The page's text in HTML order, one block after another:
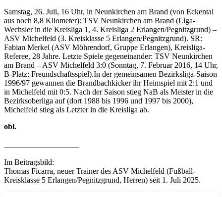
Samstag, 26. Juli, 16 Uhr, in Neunkirchen am Brand (von Eckental
aus noch 8,8 Kilometer): TSV Neunkirchen am Brand (Liga-
Wechsler in die Kreisliga 1, 4. Kreisliga 2 Erlangen/Pegnitzgrund) –
ASV Michelfeld (3. Kreisklasse 5 Erlangen/Pegnitzgrund). SR:
Fabian Merkel (ASV Möhrendorf, Gruppe Erlangen), Kreisliga-
Referee, 28 Jahre. Letzte Spiele gegeneinander: TSV Neunkirchen
am Brand – ASV Michelfeld 3:0 (Sonntag, 7. Februar 2016, 14 Uhr,
B-Platz; Freundschaftsspiel).In der gemeinsamen Bezirksliga-Saison
1996/97 gewannen die Brandbachkicker ihr Heimspiel mit 2:1 und
in Michelfeld mit 0:5. Nach der Saison stieg NaB als Meister in die
Bezirksoberliga auf (dort 1988 bis 1996 und 1997 bis 2000),
Michelfeld stieg als Letzter in die Kreisliga ab.
obl.
Im Beitragsbild:
Thomas Ficarra, neuer Trainer des ASV Michelfeld (Fußball-
Kreisklasse 5 Erlangen/Pegnitzgrund, Herren) seit 1. Juli 2025.